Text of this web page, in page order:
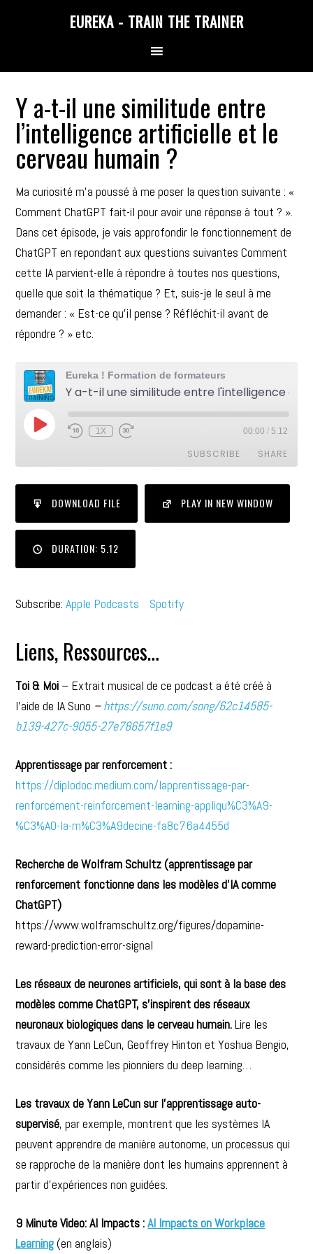
EUREKA - TRAIN THE TRAINER
Y a-t-il une similitude entre
l’intelligence artificielle et le
cerveau humain ?
Ma curiosité m’a poussé à me poser la question suivante : «
Comment ChatGPT fait-il pour avoir une réponse à tout ? ».
Dans cet épisode, je vais approfondir le fonctionnement de
ChatGPT en repondant aux questions suivantes Comment
cette IA parvient-elle à répondre à toutes nos questions,
quelle que soit la thématique ? Et, suis-je le seul à me
demander : « Est-ce qu’il pense ? Réfléchit-il avant de
répondre ? » etc.
Eureka ! Formation de formateurs
1X 00:00 / 5.12
SUBSCRIBE SHARE
RSS FEED
SHARE
LINK
EMBED
DOWNLOAD FILE PLAY IN NEW WINDOW
DURATION: 5.12
Subscribe:Apple Podcasts Spotify
Liens, Ressources…
Toi & Moi – Extrait musical de ce podcast a été créé à
l’aide de IA Suno –https://suno.com/song/62c14585-
b139-427c-9055-27e78657f1e9
Apprentissage par renforcement :
https://diplodoc.medium.com/lapprentissage-par-
renforcement-reinforcement-learning-appliqu%C3%A9-
%C3%A0-la-m%C3%A9decine-fa8c76a4455d
Recherche de Wolfram Schultz (apprentissage par
renforcement fonctionne dans les modèles d’IA comme
ChatGPT)
https://www.wolframschultz.org/figures/dopamine-
reward-prediction-error-signal
Les réseaux de neurones artificiels, qui sont à la base des
modèles comme ChatGPT, s’inspirent des réseaux
neuronaux biologiques dans le cerveau humain.Lire les
travaux de Yann LeCun, Geoffrey Hinton et Yoshua Bengio,
considérés comme les pionniers du deep learning…
Les travaux de Yann LeCun sur l’apprentissage auto-
supervisé, par exemple, montrent que les systèmes IA
peuvent apprendre de manière autonome, un processus qui
se rapproche de la manière dont les humains apprennent à
partir d’expériences non guidées.
9 Minute Video: AI Impacts :AI Impacts on Workplace
Learning(en anglais)